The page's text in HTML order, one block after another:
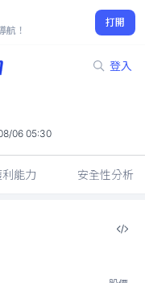
航！
打開
登入
06 05:30
利能力 安全性分析